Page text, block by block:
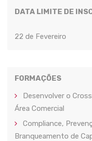
DATA LIMITE DE
22 de Fevereiro
FORMAÇÕES
Desenvolver o
Área Comercial
Compliance,
Branqueamento de